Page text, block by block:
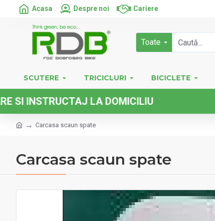
Acasa Despre noi Cariere
Toate
SCUTERE TRICICLURI BICICLETE
LA DOMICILIU
Carcasa scaun spate
Carcasa scaun spate